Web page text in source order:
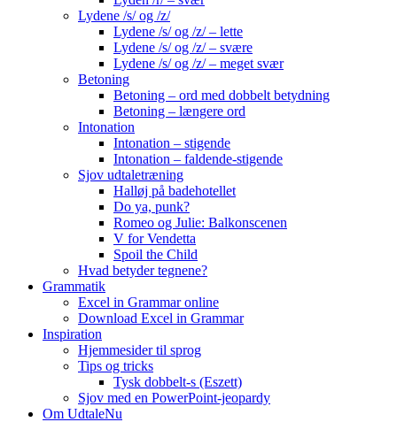
Lydene /s/ og /z/
Lydene /s/ og /z/ – lette
Lydene /s/ og /z/ – svære
Lydene /s/ og /z/ – meget svær
Betoning
Betoning – ord med dobbelt betydning
Betoning – længere ord
Intonation
Intonation – stigende
Intonation – faldende-stigende
Sjov udtaletræning
Halløj på badehotellet
Do ya, punk?
Romeo og Julie: Balkonscenen
V for Vendetta
Spoil the Child
Hvad betyder tegnene?
Grammatik
Excel in Grammar online
Download Excel in Grammar
Inspiration
Hjemmesider til sprog
Tips og tricks
Tysk dobbelt-s (Eszett)
Sjov med en PowerPoint-jeopardy
Om UdtaleNu